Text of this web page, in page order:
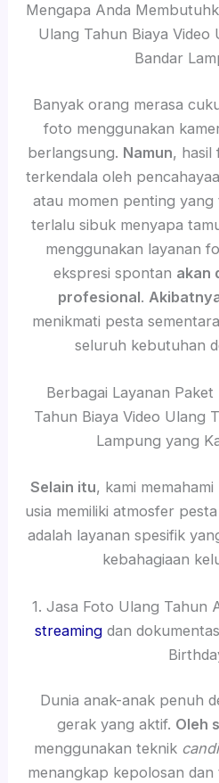
Mengapa Anda
Ulang Tahun Biaya Video
Bandar
Banyak orang merasa
foto menggunakan
berlangsung. Namun, hasil
terkendala oleh
atau momen penting
terlalu sibuk menyapa
menggunakan layanan
ekspresi spontan akan
profesional.
menikmati pesta
seluruh kebutuhan
Berbagai Layanan
Tahun Biaya Video Ulang
Lampung yang
Selain itu, kami
usia memiliki atmosfer
adalah layanan spesifik
kebahagiaan
1. Jasa Foto Ulang Tahun
streaming dan
Dunia anak-anak penuh
gerak yang aktif. Oleh
menggunakan teknik
menangkap kepolosan